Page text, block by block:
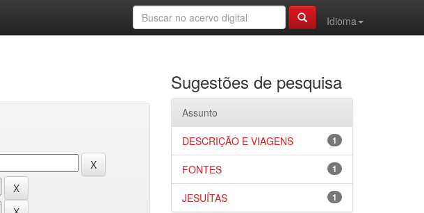
Idioma
Sugestões de pesquisa
Assunto
1
DESCRIÇÃO E VIAGENS
1
FONTES
1
JESUÍTAS